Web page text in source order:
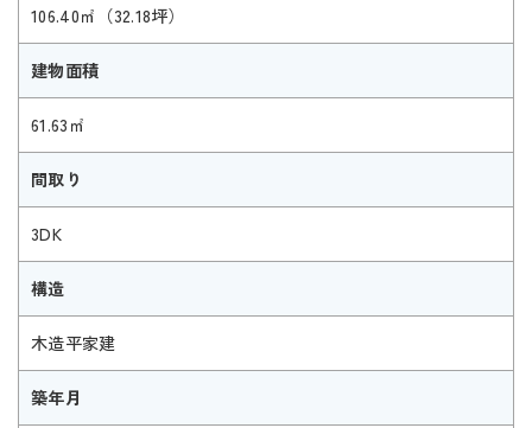
106.40㎡（32.18坪）
建物面積
61.63㎡
間取り
3DK
構造
木造平家建
築年月